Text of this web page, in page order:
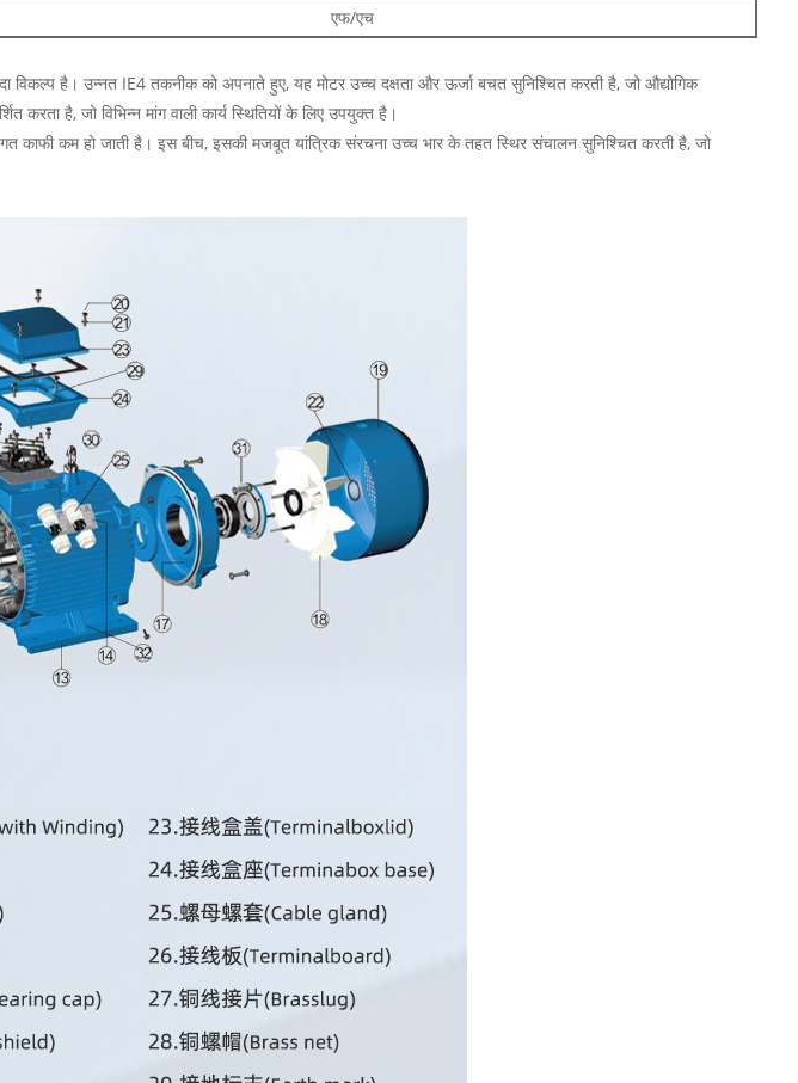
एफ/एच
है। उन्नत IE4 तकनीक को अपनाते हुए, यह मोटर उच्च दक्षता और ऊर्जा बचत सुनिश्चित करती है, जो औद्योगिक
है, जो विभिन्न मांग वाली कार्य स्थितियों के लिए उपयुक्त है।
काफी कम हो जाती है। इस बीच, इसकी मजबूत यांत्रिक संरचना उच्च भार के तहत स्थिर संचालन सुनिश्चित करती है, जो